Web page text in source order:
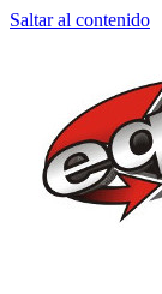
Saltar al contenido